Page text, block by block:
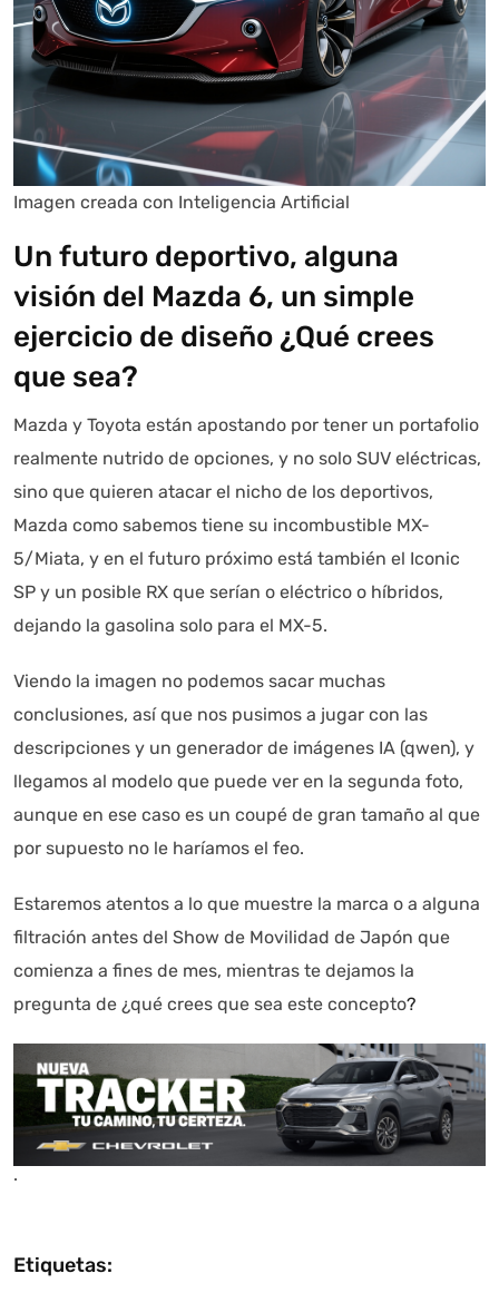
Imagen creada con Inteligencia Artificial
Un futuro deportivo, alguna
visión del Mazda 6, un simple
ejercicio de diseño ¿Qué crees
que sea?
Mazda y Toyota están apostando por tener un portafolio
realmente nutrido de opciones, y no solo SUV eléctricas,
sino que quieren atacar el nicho de los deportivos,
Mazda como sabemos tiene su incombustible MX-
5/Miata, y en el futuro próximo está también el Iconic
SP y un posible RX que serían o eléctrico o híbridos,
dejando la gasolina solo para el MX-5.
Viendo la imagen no podemos sacar muchas
conclusiones, así que nos pusimos a jugar con las
descripciones y un generador de imágenes IA (qwen), y
llegamos al modelo que puede ver en la segunda foto,
aunque en ese caso es un coupé de gran tamaño al que
por supuesto no le haríamos el feo.
Estaremos atentos a lo que muestre la marca o a alguna
filtración antes del Show de Movilidad de Japón que
comienza a fines de mes, mientras te dejamos la
pregunta de ¿qué crees que sea este concepto?
.
Etiquetas: